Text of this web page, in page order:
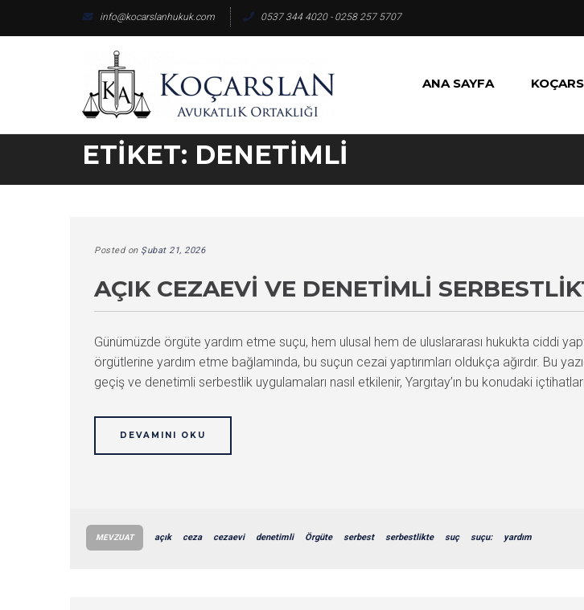
info@kocarslanhukuk.com 0537 344 4020 - 0258 257 5707
ANA SAYFA
ETIKET: DENETIMLI
Posted on Şubat 21, 2026
AÇIK CEZAEVI VE DENETIMLI
Günümüzde örgüte yardım etme suçu, hem ulusal hem de uluslararası hukukta ciddi
örgütlerine yardım etme bağlamında, bu suçun cezai yaptırımları oldukça ağırdır. Bu
geçiş ve denetimli serbestlik uygulamaları nasıl etkilenir, Yargıtay’ın bu konudaki
DEVAMINI OKU
MEVZUAT açık ceza cezaevi denetimli Örgüte serbest serbestlikte suç suçu: yardım